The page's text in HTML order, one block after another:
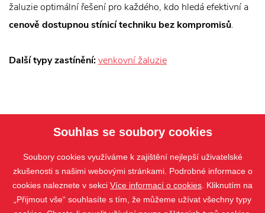
žaluzie optimální řešení pro každého, kdo hledá efektivní a
cenově dostupnou stínicí techniku bez kompromisů.
Další typy zastínění:venkovní žaluzie
PRODUKTY
Souhlas se soubory cookies
Soubory cookies využíváme k zajištění nejlepší uživatelské
zkušenosti s našimi webovými stránkami. Podrobné informace o
cookies naleznete v sekci Více informací o cookies . Kliknutím na
„Přijmout vše“ souhlasíte s tím, že můžeme užívat všechny typy